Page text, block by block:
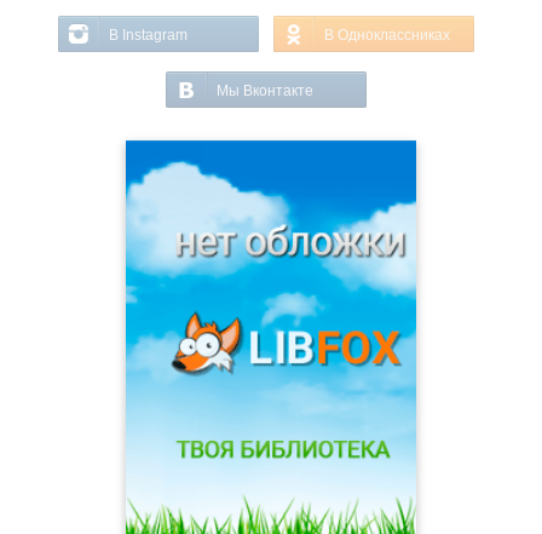
В Instagram В Одноклассниках
Мы Вконтакте